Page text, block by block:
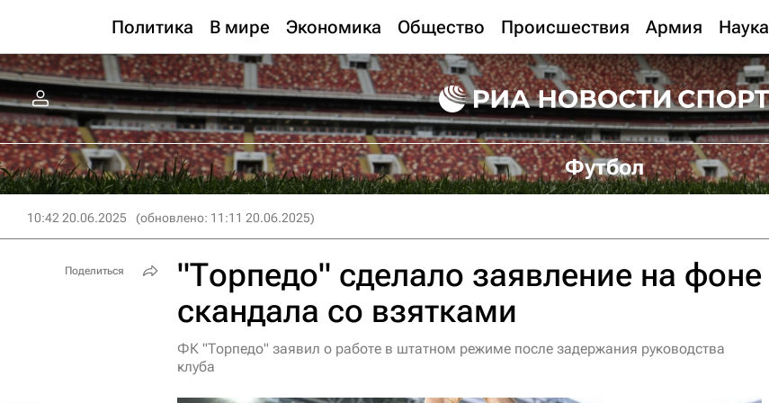
Политика В мире Экономика Общество Происшествия Армия Наука
Футбол
10:42 20.06.2025 (обновлено: 11:11 20.06.2025)
"Торпедо" сделало заявление на фоне
скандала со взятками
ФК "Торпедо" заявил о работе в штатном режиме после задержания руководства
клуба
Поделиться